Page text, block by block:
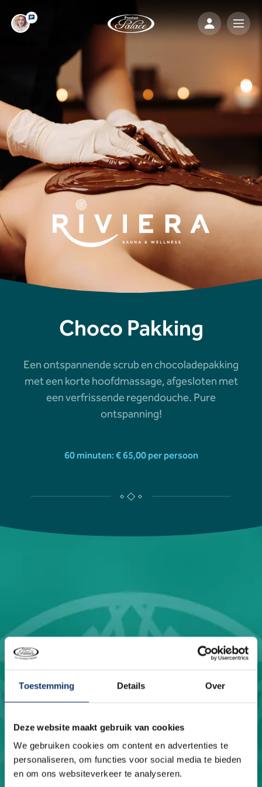
Toestemming Details Over
Deze website maakt gebruik van cookies
We gebruiken cookies om content en advertenties te
personaliseren, om functies voor social media te bieden
en om ons websiteverkeer te analyseren.
Choco Pakking
Een ontspannende scrub en chocoladepakking
met een korte hoofdmassage, afgesloten met
een verfrissende regendouche. Pure
ontspanning!
60 minuten: € 65,00 per persoon